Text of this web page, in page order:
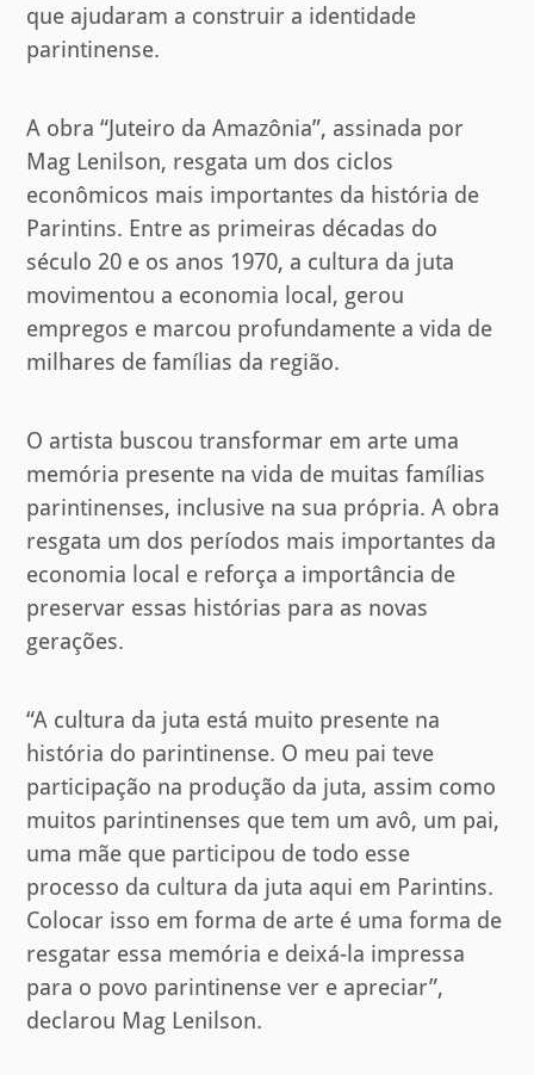
que ajudaram a construir a identidade
parintinense.
A obra “Juteiro da Amazônia”, assinada por
Mag Lenilson, resgata um dos ciclos
econômicos mais importantes da história de
Parintins. Entre as primeiras décadas do
século 20 e os anos 1970, a cultura da juta
movimentou a economia local, gerou
empregos e marcou profundamente a vida de
milhares de famílias da região.
O artista buscou transformar em arte uma
memória presente na vida de muitas famílias
parintinenses, inclusive na sua própria. A obra
resgata um dos períodos mais importantes da
economia local e reforça a importância de
preservar essas histórias para as novas
gerações.
“A cultura da juta está muito presente na
história do parintinense. O meu pai teve
participação na produção da juta, assim como
muitos parintinenses que tem um avô, um pai,
uma mãe que participou de todo esse
processo da cultura da juta aqui em Parintins.
Colocar isso em forma de arte é uma forma de
resgatar essa memória e deixá-la impressa
para o povo parintinense ver e apreciar”,
declarou Mag Lenilson.